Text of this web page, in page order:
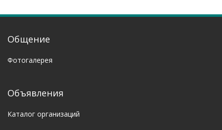
Общение
Фотогалерея
Объявления
Каталог организаций